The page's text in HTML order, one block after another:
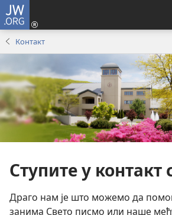
JW.ORG
Контакт
Ступите у контакт
Драго нам је што можемо да
занима Свето писмо или наше